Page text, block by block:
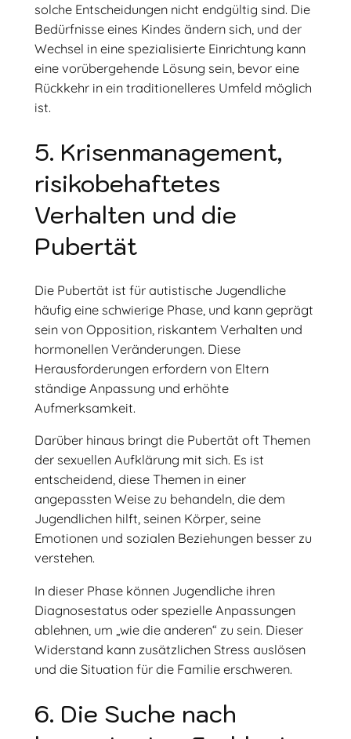
solche Entscheidungen nicht endgültig sind. Die
Bedürfnisse eines Kindes ändern sich, und der
Wechsel in eine spezialisierte Einrichtung kann
eine vorübergehende Lösung sein, bevor eine
Rückkehr in ein traditionelleres Umfeld möglich
ist.
5. Krisenmanagement,
risikobehaftetes
Verhalten und die
Pubertät
Die Pubertät ist für autistische Jugendliche
häufig eine schwierige Phase, und kann geprägt
sein von Opposition, riskantem Verhalten und
hormonellen Veränderungen. Diese
Herausforderungen erfordern von Eltern
ständige Anpassung und erhöhte
Aufmerksamkeit.
Darüber hinaus bringt die Pubertät oft Themen
der sexuellen Aufklärung mit sich. Es ist
entscheidend, diese Themen in einer
angepassten Weise zu behandeln, die dem
Jugendlichen hilft, seinen Körper, seine
Emotionen und sozialen Beziehungen besser zu
verstehen.
In dieser Phase können Jugendliche ihren
Diagnosestatus oder spezielle Anpassungen
ablehnen, um „wie die anderen“ zu sein. Dieser
Widerstand kann zusätzlichen Stress auslösen
und die Situation für die Familie erschweren.
6. Die Suche nach